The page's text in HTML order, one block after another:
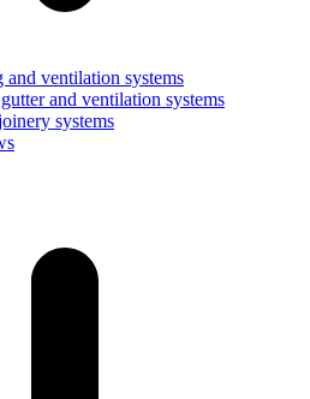
ventilation systems
and ventilation systems
systems